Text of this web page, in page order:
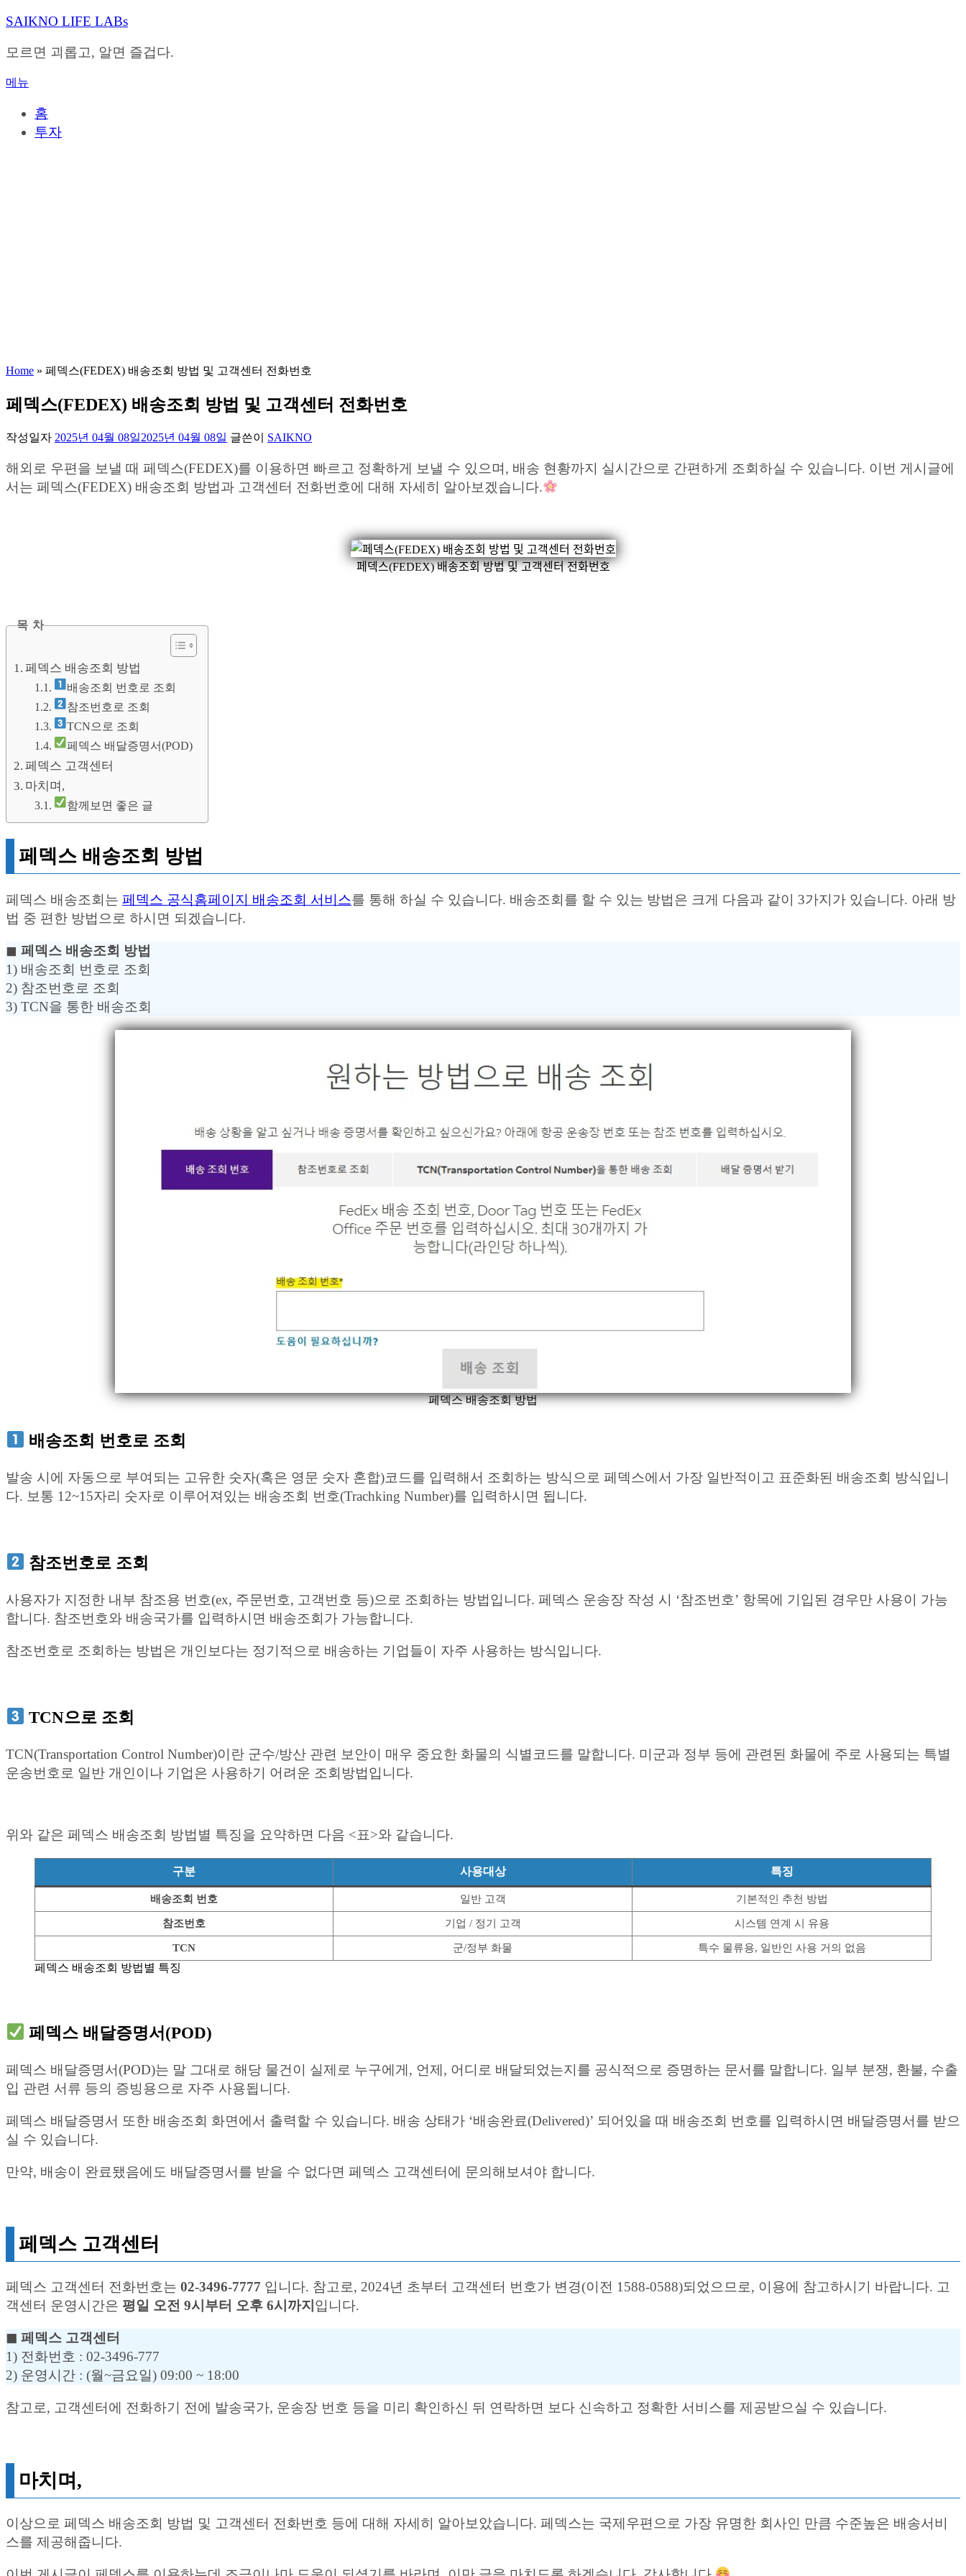
내
으
바
SAIKNO LIFE LABs
모르면 괴롭고, 알면 즐겁다.
메뉴
홈
투자
Home » 페덱스(FEDEX) 배송조회 방법 및 고객센터 전화번호
페덱스(FEDEX) 배송조회 방법 및 고객센터 전화번호
작성일자 2025년 04월 08일2025년 04월 08일 글쓴이 SAIKNO
해외로 우편을 보낼 때 페덱스(FEDEX)를 이용하면 빠르고 정확하게 보낼 수 있으며, 배송 현황까지 실시간으로 간편하게 조회하실 수 있습니다. 이번 게시글에
서는 페덱스(FEDEX) 배송조회 방법과 고객센터 전화번호에 대해 자세히 알아보겠습니다.
페덱스(FEDEX) 배송조회 방법 및 고객센터 전화번호
목 차
페덱스 배송조회 방법
배송조회 번호로 조회
참조번호로 조회
TCN으로 조회
페덱스 배달증명서(POD)
페덱스 고객센터
마치며,
함께보면 좋은 글
페덱스 배송조회 방법
페덱스 배송조회는 페덱스 공식홈페이지 배송조회 서비스를 통해 하실 수 있습니다. 배송조회를 할 수 있는 방법은 크게 다음과 같이 3가지가 있습니다. 아래 방
법 중 편한 방법으로 하시면 되겠습니다.
◼︎ 페덱스 배송조회 방법
1) 배송조회 번호로 조회
2) 참조번호로 조회
3) TCN을 통한 배송조회
페덱스 배송조회 방법
배송조회 번호로 조회
발송 시에 자동으로 부여되는 고유한 숫자(혹은 영문 숫자 혼합)코드를 입력해서 조회하는 방식으로 페덱스에서 가장 일반적이고 표준화된 배송조회 방식입니
다. 보통 12~15자리 숫자로 이루어져있는 배송조회 번호(Trachking Number)를 입력하시면 됩니다.
참조번호로 조회
사용자가 지정한 내부 참조용 번호(ex, 주문번호, 고객번호 등)으로 조회하는 방법입니다. 페덱스 운송장 작성 시 ‘참조번호’ 항목에 기입된 경우만 사용이 가능
합니다. 참조번호와 배송국가를 입력하시면 배송조회가 가능합니다.
참조번호로 조회하는 방법은 개인보다는 정기적으로 배송하는 기업들이 자주 사용하는 방식입니다.
TCN으로 조회
TCN(Transportation Control Number)이란 군수/방산 관련 보안이 매우 중요한 화물의 식별코드를 말합니다. 미군과 정부 등에 관련된 화물에 주로 사용되는 특별
운송번호로 일반 개인이나 기업은 사용하기 어려운 조회방법입니다.
위와 같은 페덱스 배송조회 방법별 특징을 요약하면 다음 <표>와 같습니다.
구분 사용대상 특징
배송조회 번호 일반 고객 기본적인 추천 방법
참조번호 기업 / 정기 고객 시스템 연계 시 유용
TCN 군/정부 화물 특수 물류용, 일반인 사용 거의 없음
페덱스 배송조회 방법별 특징
페덱스 배달증명서(POD)
페덱스 배달증명서(POD)는 말 그대로 해당 물건이 실제로 누구에게, 언제, 어디로 배달되었는지를 공식적으로 증명하는 문서를 말합니다. 일부 분쟁, 환불, 수출
입 관련 서류 등의 증빙용으로 자주 사용됩니다.
페덱스 배달증명서 또한 배송조회 화면에서 출력할 수 있습니다. 배송 상태가 ‘배송완료(Delivered)’ 되어있을 때 배송조회 번호를 입력하시면 배달증명서를 받으
실 수 있습니다.
만약, 배송이 완료됐음에도 배달증명서를 받을 수 없다면 페덱스 고객센터에 문의해보셔야 합니다.
페덱스 고객센터
페덱스 고객센터 전화번호는 02-3496-7777 입니다. 참고로, 2024년 초부터 고객센터 번호가 변경(이전 1588-0588)되었으므로, 이용에 참고하시기 바랍니다. 고
객센터 운영시간은 평일 오전 9시부터 오후 6시까지 입니다.
◼︎ 페덱스 고객센터
1) 전화번호 : 02-3496-777
2) 운영시간 : (월~금요일) 09:00 ~ 18:00
참고로, 고객센터에 전화하기 전에 발송국가, 운송장 번호 등을 미리 확인하신 뒤 연락하면 보다 신속하고 정확한 서비스를 제공받으실 수 있습니다.
마치며,
이상으로 페덱스 배송조회 방법 및 고객센터 전화번호 등에 대해 자세히 알아보았습니다. 페덱스는 국제우편으로 가장 유명한 회사인 만큼 수준높은 배송서비
스를 제공해줍니다.